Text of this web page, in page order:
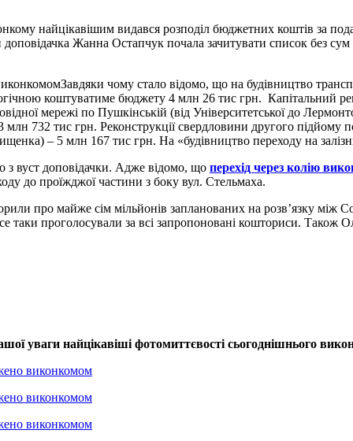
найцікавішим видався розподіл бюджетних коштів за
Жанна Остапчук почала зачитувати список без
Завдяки чому стало відомо, що на будівництво
коштуватиме бюджету 4 млн 26 тис грн. Капітальний
мережі по Пушкінській (від Університетської до
млн 732 тис грн. Реконструкції свердловини другого
– 5 млн 167 тис грн. На «будівництво переходу на
з вуст доповідачки. Адже відомо, що перехід через колію
до проїжджої частини з боку вул. Стельмаха.
про майже сім мільйонів запланованих на розв’язку між
таки проголосували за всі запропоновані кошториси.
уваги найцікавіші фотомиттєвості сьогоднішнього